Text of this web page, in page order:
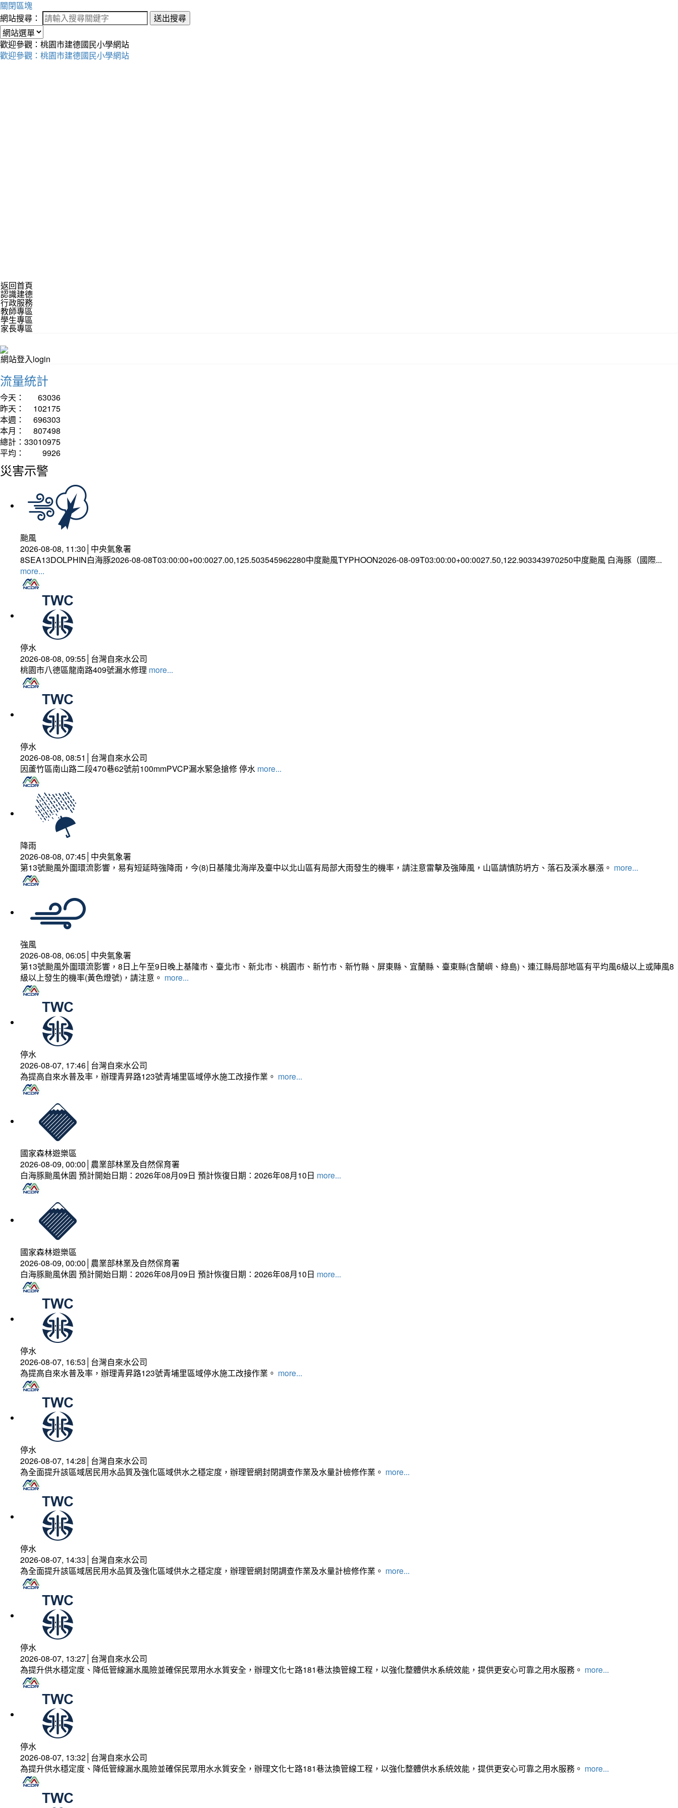
關閉區塊
網站搜尋：
送出搜尋
歡迎參觀：桃園市建德國民小學網站
歡迎參觀：桃園市建德國民小學網站
返回首頁
認識建德
行政服務
教師專區
學生專區
家長專區
網站登入login
流量統計
今天：
63036
昨天：
102175
本週：
696303
本月：
807498
總計： 33010975
平均：
9926
災害示警
颱風
2026-08-08, 11:30│中央氣象署
8SEA13DOLPHIN白海豚2026-08-08T03:00:00+00:0027.00,125.503545962280中度颱風TYPHOON2026-08-09T03:00:00+00:0027.50,122.903343970250中度颱風 白海豚（國際...
more...
停水
2026-08-08, 09:55│台灣自來水公司
桃園市八德區龍南路409號漏水修理 more...
停水
2026-08-08, 08:51│台灣自來水公司
因蘆竹區南山路二段470巷62號前100mmPVCP漏水緊急搶修 停水 more...
降雨
2026-08-08, 07:45│中央氣象署
第13號颱風外圍環流影響，易有短延時強降雨，今(8)日基隆北海岸及臺中以北山區有局部大雨發生的機率，請注意雷擊及強陣風，山區請慎防坍方、落石及溪水暴漲。 more...
強風
2026-08-08, 06:05│中央氣象署
第13號颱風外圍環流影響，8日上午至9日晚上基隆市、臺北市、新北市、桃園市、新竹市、新竹縣、屏東縣、宜蘭縣、臺東縣(含蘭嶼、綠島)、連江縣局部地區有平均風6級以上或陣風8
級以上發生的機率(黃色燈號)，請注意。 more...
停水
2026-08-07, 17:46│台灣自來水公司
為提高自來水普及率，辦理青昇路123號青埔里區域停水施工改接作業。 more...
國家森林遊樂區
2026-08-09, 00:00│農業部林業及自然保育署
白海豚颱風休園 預計開始日期：2026年08月09日 預計恢復日期：2026年08月10日 more...
國家森林遊樂區
2026-08-09, 00:00│農業部林業及自然保育署
白海豚颱風休園 預計開始日期：2026年08月09日 預計恢復日期：2026年08月10日 more...
停水
2026-08-07, 16:53│台灣自來水公司
為提高自來水普及率，辦理青昇路123號青埔里區域停水施工改接作業。 more...
停水
2026-08-07, 14:28│台灣自來水公司
為全面提升該區域居民用水品質及強化區域供水之穩定度，辦理管網封閉調查作業及水量計檢修作業。 more...
停水
2026-08-07, 14:33│台灣自來水公司
為全面提升該區域居民用水品質及強化區域供水之穩定度，辦理管網封閉調查作業及水量計檢修作業。 more...
停水
2026-08-07, 13:27│台灣自來水公司
為提升供水穩定度、降低管線漏水風險並確保民眾用水水質安全，辦理文化七路181巷汰換管線工程，以強化整體供水系統效能，提供更安心可靠之用水服務。 more...
停水
2026-08-07, 13:32│台灣自來水公司
為提升供水穩定度、降低管線漏水風險並確保民眾用水水質安全，辦理文化七路181巷汰換管線工程，以強化整體供水系統效能，提供更安心可靠之用水服務。 more...